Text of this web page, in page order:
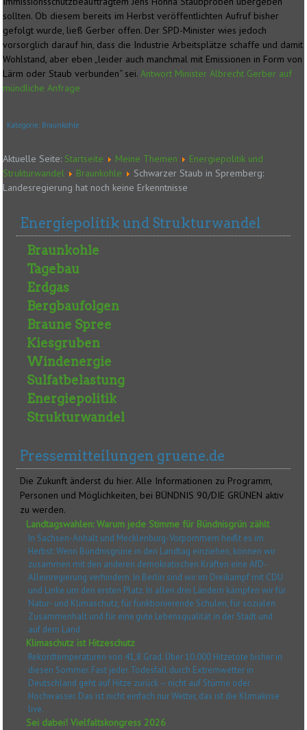
sollten. Ob diesem bereits im Herbst veröffentlichten Aufruf bisher
gefolgt wurde, ließ Gerber offen. Der SPD-Minister wies jedoch
vorsorglich darauf hin, dass die Industrie Arbeitsplätze schaffe und damit
Wohlstand, aber eben „leider auch manchmal mit Emissionen in Form von
Lärm oder Staub verbunden“ sei.Antwort Minister Albrecht Gerber auf
mündliche Anfrage
Kategorie: Braunkohle
Aktuelle Seite: Startseite Meine Themen
Energiepolitik und
Strukturwandel
Braunkohle
Schwarzer Staub in Spremberg:
Landesregierung hat noch keine Erkenntnisse
Energiepolitik und Strukturwandel
Braunkohle
Tagebau
Erdgas
Bergbaufolgen
Braune Spree
Kiesgruben
Windenergie
Sulfatbelastung
Energiepolitik
Strukturwandel
Pressemitteilungen gruene.de
Die Zukunft änderst du hier. Alle Informationen zu Programm,
Personen und Möglichkeiten, bei BÜNDNIS 90/DIE GRÜNEN aktiv
zu werden.
Landtagswahlen: Warum jede Stimme für Bündnisgrün zählt
In Sachsen-Anhalt und Mecklenburg-Vorpommern heißt es im
Herbst: Wenn Bündnisgrüne in den Landtag einziehen, können wir
zusammen mit den anderen demokratischen Kräften eine AfD-
Alleinregierung verhindern. In Berlin sind wir im Dreikampf mit CDU
und Linke um den ersten Platz. In allen drei Ländern kämpfen wir für
Natur- und Klimaschutz, für funktionierende Schulen, für sozialen
Zusammenhalt und für eine gute Lebensqualität in der Stadt und
auf dem Land.
Klimaschutz ist Hitzeschutz
Rekordtemperaturen von 41,8 Grad. Über 10.000 Hitzetote bisher in
diesen Sommer. Fast jeder Todesfall durch Extremwetter in
Deutschland geht auf Hitze zurück – nicht auf Stürme oder
Hochwasser. Das ist nicht einfach nur Wetter, das ist die Klimakrise
live.
Sei dabei! Vielfaltskongress 2026